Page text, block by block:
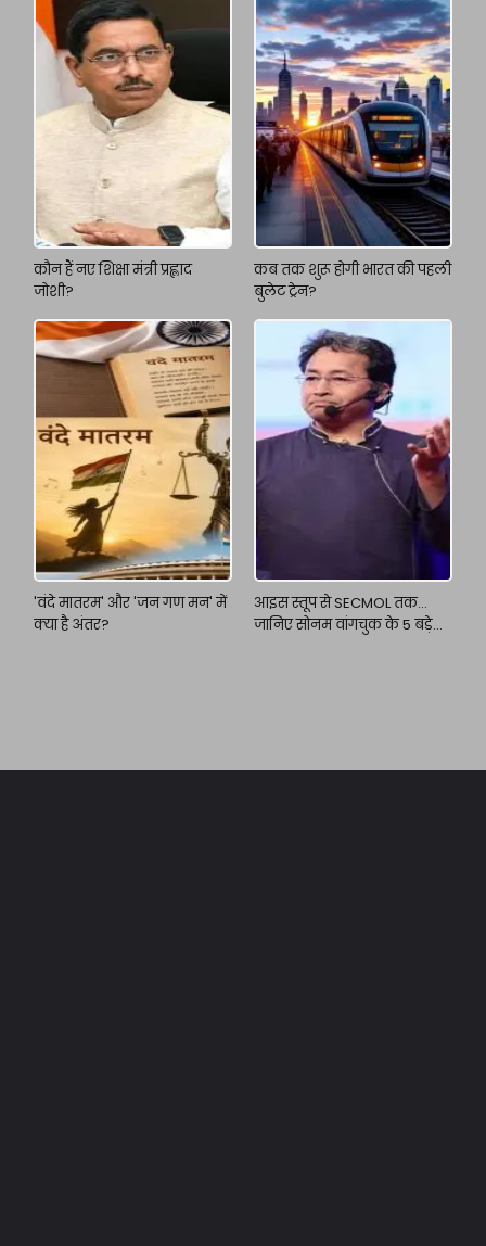
कौन हैं नए शिक्षा मंत्री प्रह्लाद
जोशी?
कब तक शुरू होगी भारत की पहली
बुलेट ट्रेन?
'वंदे मातरम' और 'जन गण मन' में
क्या है अंतर?
आइस स्तूप से SECMOL तक...
जानिए सोनम वांगचुक के 5 बड़े